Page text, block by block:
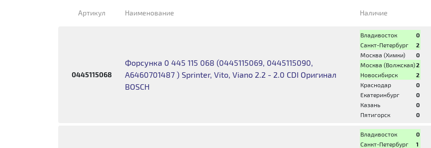
Артикул Наименование Наличие
0445115068
Форсунка 0 445 115 068 (0445115069, 0445115090,
A6460701487 ) Sprinter, Vito, Viano 2.2 - 2.0 CDI Оригинал
BOSCH
Владивосток
0
Санкт-Петербург
2
Москва (Химки)
0
Москва (Волжская)2
Новосибирск
2
Краснодар
0
Екатеринбург
0
Казань
0
Пятигорск
0
Владивосток
0
Санкт-Петербург
1